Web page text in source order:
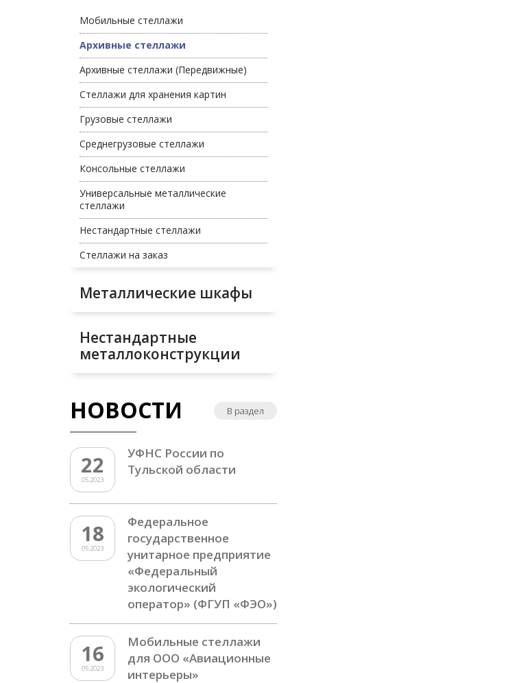
Мобильные стеллажи
Архивные стеллажи
Архивные стеллажи (Передвижные)
Стеллажи для хранения картин
Грузовые стеллажи
Среднегрузовые стеллажи
Консольные стеллажи
Универсальные металлические
стеллажи
Нестандартные стеллажи
Стеллажи на заказ
Металлические шкафы
Нестандартные
металлоконструкции
НОВОСТИ В раздел
22
05.2023
УФНС России по
Тульской области
18
05.2023
Федеральное
государственное
унитарное предприятие
«Федеральный
экологический
оператор» (ФГУП «ФЭО»)
16
05.2023
Мобильные стеллажи
для ООО «Авиационные
интерьеры»